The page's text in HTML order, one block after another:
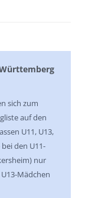
sich zum
auf den
U11, U13,
den U11-
nur
Mädchen